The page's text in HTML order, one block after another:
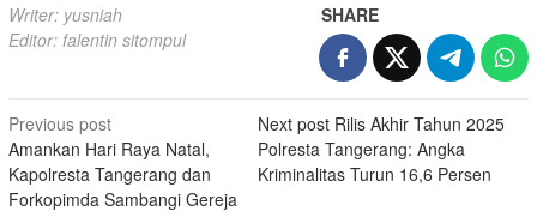
Writer: yusniah
Editor: falentin sitompul
SHARE
Post
navigation
Previous post
Amankan Hari Raya Natal,
Kapolresta Tangerang dan
Forkopimda Sambangi Gereja
Next post Rilis Akhir Tahun 2025
Polresta Tangerang: Angka
Kriminalitas Turun 16,6 Persen